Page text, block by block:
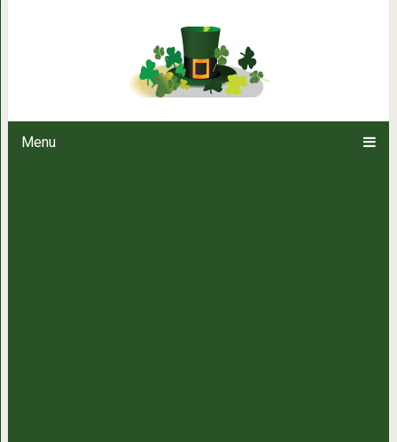
Menu
Макароны не отвариваю как